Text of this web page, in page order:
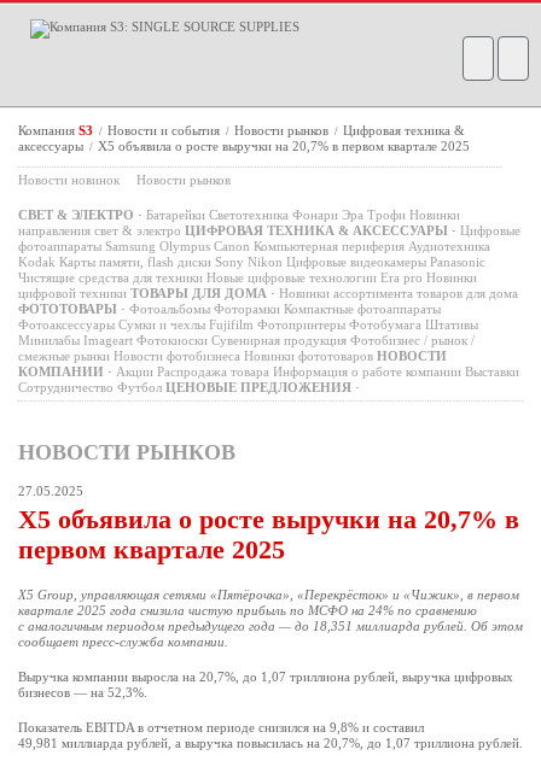
Компания S3 / Новости и события / Новости рынков / Цифровая техника &
аксессуары / X5 объявила о росте выручки на 20,7% в первом квартале 2025
Новости новинок Новости рынков
СВЕТ & ЭЛЕКТРО · Батарейки Светотехника Фонари Эра Трофи Новинки
направления свет & электро ЦИФРОВАЯ ТЕХНИКА & АКСЕССУАРЫ · Цифровые
фотоаппараты Samsung Olympus Canon Компьютерная периферия Аудиотехника
Kodak Карты памяти, flash диски Sony Nikon Цифровые видеокамеры Panasonic
Чистящие средства для техники Новые цифровые технологии Era pro Новинки
цифровой техники ТОВАРЫ ДЛЯ ДОМА · Новинки ассортимента товаров для дома
ФОТОТОВАРЫ · Фотоальбомы Фоторамки Компактные фотоаппараты
Фотоаксессуары Сумки и чехлы Fujifilm Фотопринтеры Фотобумага Штативы
Минилабы Imageart Фотокиоски Сувенирная продукция Фотобизнес / рынок /
смежные рынки Новости фотобизнеса Новинки фототоваров НОВОСТИ
КОМПАНИИ · Акции Распродажа товара Информация о работе компании Выставки
Сотрудничество Футбол ЦЕНОВЫЕ ПРЕДЛОЖЕНИЯ ·
НОВОСТИ РЫНКОВ
27.05.2025
X5 объявила о росте выручки на 20,7% в
первом квартале 2025
X5 Group, управляющая сетями «Пятёрочка», «Перекрёсток» и «Чижик», в первом
квартале 2025 года снизила чистую прибыль по МСФО на 24% по сравнению
с аналогичным периодом предыдущего года — до 18,351 миллиарда рублей. Об этом
сообщает пресс-служба компании.
Выручка компании выросла на 20,7%, до 1,07 триллиона рублей, выручка цифровых
бизнесов — на 52,3%.
Показатель EBITDA в отчетном периоде снизился на 9,8% и составил
49,981 миллиарда рублей, а выручка повысилась на 20,7%, до 1,07 триллиона рублей.